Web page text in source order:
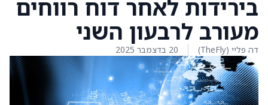
בירידות לאחר דוח רווחים
מעורב לרבעון השני
דה פליי (TheFly) 20 בדצמבר 2025